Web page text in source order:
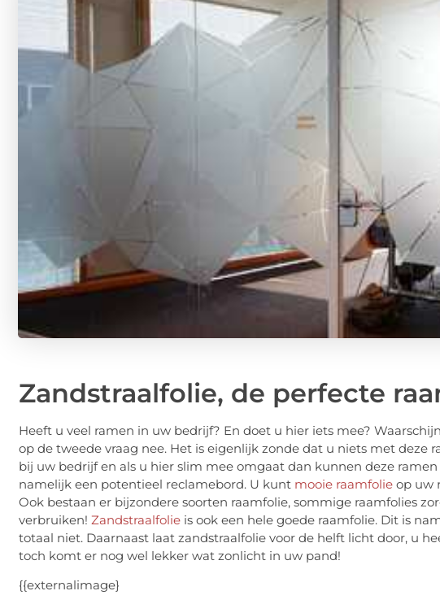
Zandstraalfolie, de perfecte
Heeft u veel ramen in uw bedrijf? En doet u hier iets mee?
op de tweede vraag nee. Het is eigenlijk zonde dat u niets met deze
bij uw bedrijf en als u hier slim mee omgaat dan kunnen deze
namelijk een potentieel reclamebord. U kunt mooie raamfolie op uw
Ook bestaan er bijzondere soorten raamfolie, sommige raamfolies
verbruiken! Zandstraalfolie is ook een hele goede raamfolie. Dit is
totaal niet. Daarnaast laat zandstraalfolie voor de helft licht door, u
toch komt er nog wel lekker wat zonlicht in uw pand!
{{externalimage}